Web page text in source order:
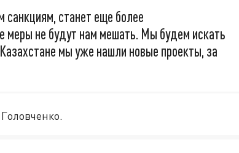
санкциям, станет еще более
меры не будут нам мешать. Мы будем искать
мы уже нашли новые проекты, за